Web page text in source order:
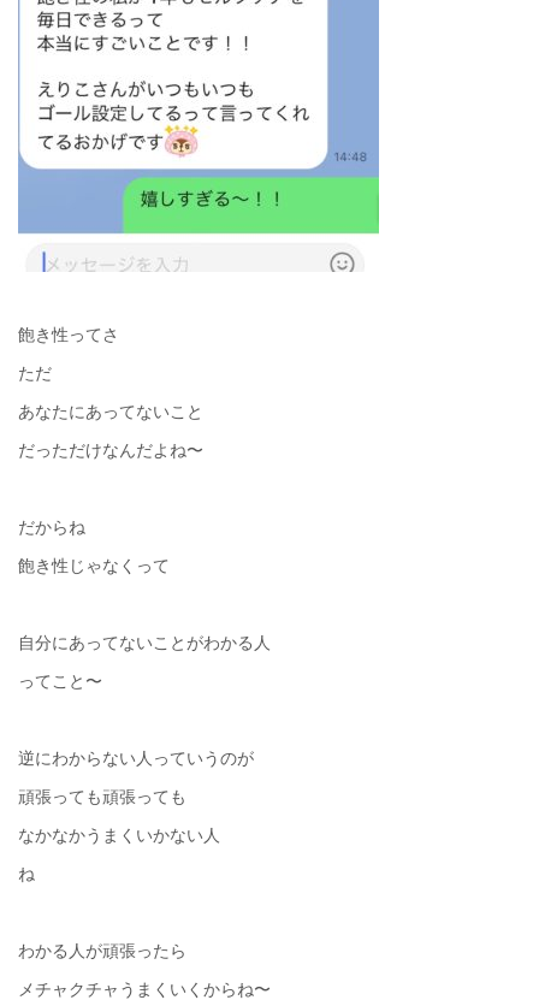
飽き性ってさ
ただ
あなたにあってないこと
だっただけなんだよね〜
だからね
飽き性じゃなくって
自分にあってないことがわかる人
ってこと〜
逆にわからない人っていうのが
頑張っても頑張っても
なかなかうまくいかない人
ね
わかる人が頑張ったら
メチャクチャうまくいくからね〜